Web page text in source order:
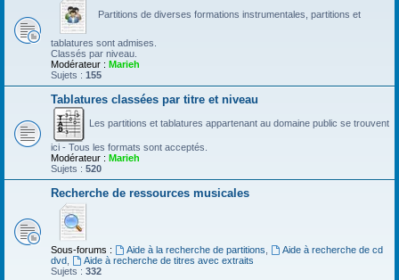
Partitions de diverses formations instrumentales, partitions et
tablatures sont admises.
Classés par niveau.
Modérateur : Marieh
Sujets : 155
Tablatures classées par titre et niveau
Les partitions et tablatures appartenant au domaine public se trouvent
ici - Tous les formats sont acceptés.
Modérateur : Marieh
Sujets : 520
Recherche de ressources musicales
Sous-forums : Aide à la recherche de partitions
Aide à recherche de cd
dvd
Aide à recherche de titres avec extraits
Sujets : 332